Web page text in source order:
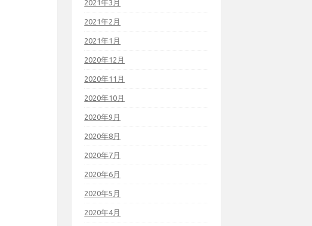
2021年3月
2021年2月
2021年1月
2020年12月
2020年11月
2020年10月
2020年9月
2020年8月
2020年7月
2020年6月
2020年5月
2020年4月